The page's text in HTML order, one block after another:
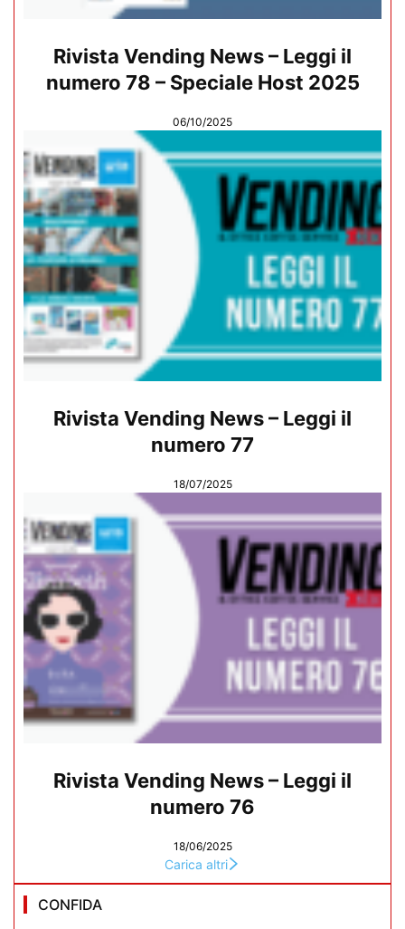
Rivista Vending News – Leggi il
numero 78 – Speciale Host 2025
06/10/2025
Rivista Vending News – Leggi il
numero 77
18/07/2025
Rivista Vending News – Leggi il
numero 76
18/06/2025
Carica altri
CONFIDA